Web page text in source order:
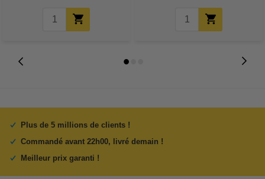
Plus de 5 millions de clients !
Commandé avant 22h00, livré demain !
Meilleur prix garanti !